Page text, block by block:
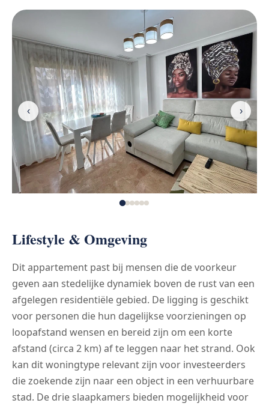
Lifestyle & Omgeving
Dit appartement past bij mensen die de voorkeur
geven aan stedelijke dynamiek boven de rust van een
afgelegen residentiële gebied. De ligging is geschikt
voor personen die hun dagelijkse voorzieningen op
loopafstand wensen en bereid zijn om een korte
afstand (circa 2 km) af te leggen naar het strand. Ook
kan dit woningtype relevant zijn voor investeerders
die zoekende zijn naar een object in een verhuurbare
stad. De drie slaapkamers bieden mogelijkheid voor
‹ ›